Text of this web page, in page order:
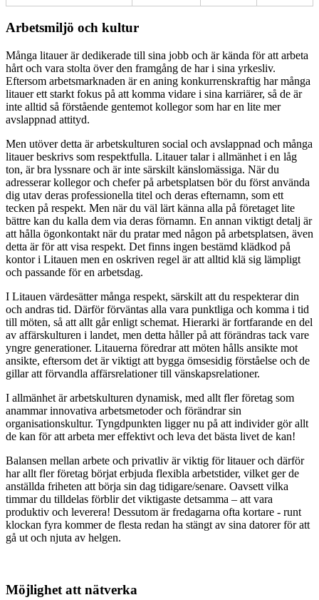
Arbetsmiljö och kultur
Många litauer är dedikerade till sina jobb och är kända för att arbeta
hårt och vara stolta över den framgång de har i sina yrkesliv.
Eftersom arbetsmarknaden är en aning konkurrenskraftig har många
litauer ett starkt fokus på att komma vidare i sina karriärer, så de är
inte alltid så förstående gentemot kollegor som har en lite mer
avslappnad attityd.
Men utöver detta är arbetskulturen social och avslappnad och många
litauer beskrivs som respektfulla. Litauer talar i allmänhet i en låg
ton, är bra lyssnare och är inte särskilt känslomässiga. När du
adresserar kollegor och chefer på arbetsplatsen bör du först använda
dig utav deras professionella titel och deras efternamn, som ett
tecken på respekt. Men när du väl lärt känna alla på företaget lite
bättre kan du kalla dem via deras förnamn. En annan viktigt detalj är
att hålla ögonkontakt när du pratar med någon på arbetsplatsen, även
detta är för att visa respekt. Det finns ingen bestämd klädkod på
kontor i Litauen men en oskriven regel är att alltid klä sig lämpligt
och passande för en arbetsdag.
I Litauen värdesätter många respekt, särskilt att du respekterar din
och andras tid. Därför förväntas alla vara punktliga och komma i tid
till möten, så att allt går enligt schemat. Hierarki är fortfarande en del
av affärskulturen i landet, men detta håller på att förändras tack vare
yngre generationer. Litauerna föredrar att möten hålls ansikte mot
ansikte, eftersom det är viktigt att bygga ömsesidig förståelse och de
gillar att förvandla affärsrelationer till vänskapsrelationer.
I allmänhet är arbetskulturen dynamisk, med allt fler företag som
anammar innovativa arbetsmetoder och förändrar sin
organisationskultur. Tyngdpunkten ligger nu på att individer gör allt
de kan för att arbeta mer effektivt och leva det bästa livet de kan!
Balansen mellan arbete och privatliv är viktig för litauer och därför
har allt fler företag börjat erbjuda flexibla arbetstider, vilket ger de
anställda friheten att börja sin dag tidigare/senare. Oavsett vilka
timmar du tilldelas förblir det viktigaste detsamma – att vara
produktiv och leverera! Dessutom är fredagarna ofta kortare - runt
klockan fyra kommer de flesta redan ha stängt av sina datorer för att
gå ut och njuta av helgen.
Möjlighet att nätverka